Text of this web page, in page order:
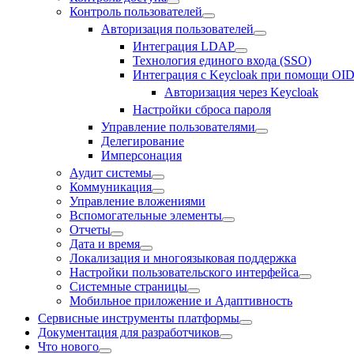
Контроль пользователей
Авторизация пользователей
Интеграция LDAP
Технология единого входа (SSO)
Интеграция с Keycloak при помощи
Авторизация через Keycloak
Настройки сброса пароля
Управление пользователями
Делегирование
Имперсонация
Аудит системы
Коммуникация
Управление вложениями
Вспомогательные элементы
Отчеты
Дата и время
Локализация и многоязыковая поддержка
Настройки пользовательского интерфейса
Системные страницы
Мобильное приложение и Адаптивность
Сервисные инструменты платформы
Документация для разработчиков
Что нового